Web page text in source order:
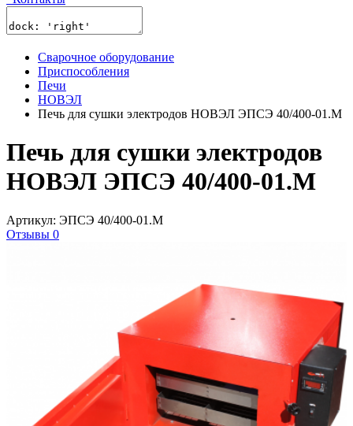
Сварочное оборудование
Приспособления
Печи
НОВЭЛ
Печь для сушки электродов НОВЭЛ ЭПСЭ 40/400-01.М
Печь для сушки электродов
НОВЭЛ ЭПСЭ 40/400-01.М
Артикул: ЭПСЭ 40/400-01.М
Отзывы 0